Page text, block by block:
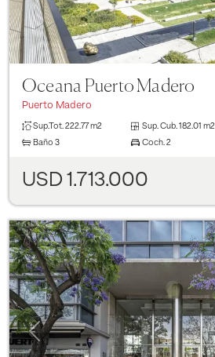
Oceana Puerto Madero
Puerto Madero
Sup.Tot.222.77 m2 Sup. Cub. 182.01 m2
Baño 3 Coch. 2
USD 1.713.000
Previous